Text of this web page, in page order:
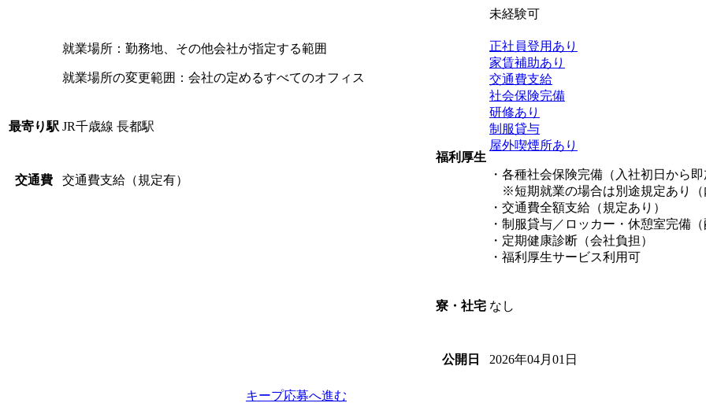
就業場所：勤務地、その他会社が指定する範囲
就業場所の変更範囲：会社の定めるすべてのオフィス
最寄り駅 JR千歳線 長都駅
交通費 交通費支給（規定有）
未経験可
福利厚生
正社員登用あり
家賃補助あり
交通費支給
社会保険完備
研修あり
制服貸与
屋外喫煙所あり
・各種社会保険完備（入社初日から即
※短期就業の場合は別途規定あり（
・交通費全額支給（規定あり）
・制服貸与／ロッカー・休憩室完備（
・定期健康診断（会社負担）
・福利厚生サービス利用可
寮・社宅 なし
公開日 2026年04月01日
キープ応募へ進む